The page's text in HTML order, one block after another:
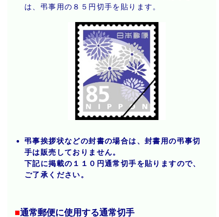
は、弔事用の８５円切手を貼ります。
弔事挨拶状などの封書の場合は、封書用の弔事切
手は販売しておりません。
下記に掲載の１１０円通常切手を貼りますので、
ご了承ください。
■通常郵便に使用する通常切手